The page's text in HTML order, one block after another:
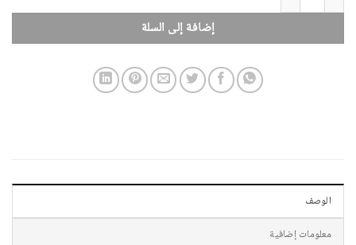
إضافة إلى السلة
الوصف
معلومات إضافية